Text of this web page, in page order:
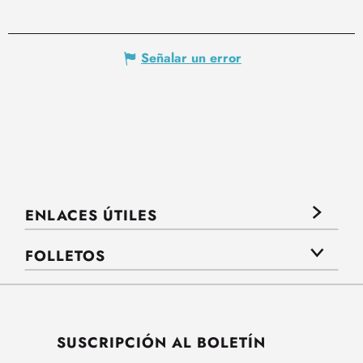
Señalar un error
ENLACES ÚTILES
FOLLETOS
SUSCRIPCIÓN AL BOLETÍN